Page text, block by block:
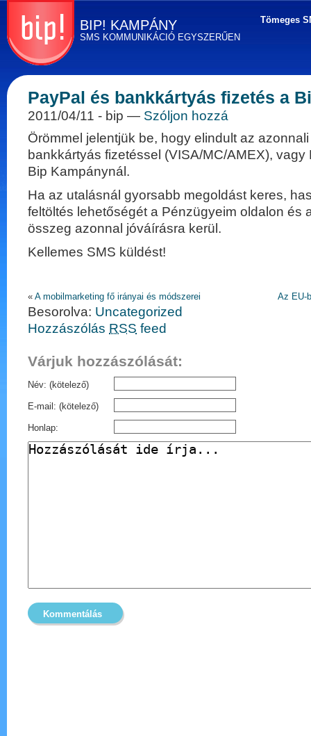
küldés
egyszerűen! BIP
Kampány - SMS
marketing, direkt
marketing és
BIP! KAMPÁNY
SMS KOMMUNIKÁCIÓ EGYSZERŰEN
Tömeges
PayPal és bankkártyás fizetés a
2011/04/11 - bip — Szóljon hozzá
Örömmel jelentjük be, hogy elindult az
bankkártyás fizetéssel (VISA/MC/AMEX), vagy
Bip Kampánynál.
Ha az utalásnál gyorsabb megoldást keres,
feltöltés lehetőségét a Pénzügyeim oldalon és
összeg azonnal jóváírásra kerül.
Kellemes SMS küldést!
« A mobilmarketing fő irányai és módszerei Az EU-
Besorolva: Uncategorized
Hozzászólás RSS feed
Várjuk hozzászólását:
Név: (kötelező)
E-mail: (kötelező)
Honlap: